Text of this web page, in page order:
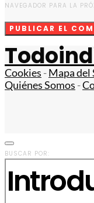
NAVEGADOR PARA LA
Cookies -Mapa del
Quiénes Somos -
BUSCAR POR: